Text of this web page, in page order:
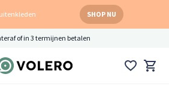
SHOP NU
of in 3 termijnen betalen